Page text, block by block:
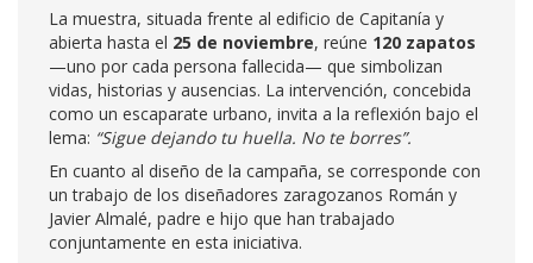
La muestra, situada frente al edificio de Capitanía y
abierta hasta el 25 de noviembre, reúne 120 zapatos
—uno por cada persona fallecida— que simbolizan
vidas, historias y ausencias. La intervención, concebida
como un escaparate urbano, invita a la reflexión bajo el
lema: “Sigue dejando tu huella. No te borres”.
En cuanto al diseño de la campaña, se corresponde con
un trabajo de los diseñadores zaragozanos Román y
Javier Almalé, padre e hijo que han trabajado
conjuntamente en esta iniciativa.